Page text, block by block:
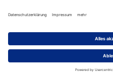
Das
-
2
(Mehrplatzlizenz)